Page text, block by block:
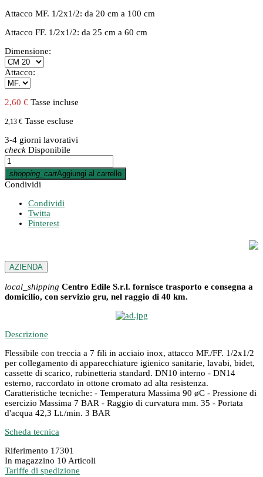
Attacco MF. 1/2x1/2: da 20 cm a 100 cm
Attacco FF. 1/2x1/2: da 25 cm a 60 cm
Dimensione:
Attacco:
2,60 € Tasse incluse
2,13 € Tasse escluse
3-4 giorni lavorativi
check Disponibile
shopping_cartAggiungi al carrello
Condividi
Condividi
Twitta
Pinterest
AZIENDA
local_shipping Centro Edile S.r.l. fornisce trasporto e consegna a
domicilio, con servizio gru, nel raggio di 40 km.
Descrizione
Flessibile con treccia a 7 fili in acciaio inox, attacco MF./FF. 1/2x1/2
per collegamento di apparecchiature igienico sanitarie, lavabi, bidet,
cassette di scarico, rubinetteria standard. DN10 interno - DN14
esterno, raccordato in ottone cromato ad alta resistenza.
Caratteristiche tecniche: - Temperatura Massima 90 øC - Pressione di
esercizio Massima 7 BAR - Raggio di curvatura mm. 35 - Portata
d'acqua 42,3 Lt./min. 3 BAR
Scheda tecnica
Riferimento 17301
In magazzino 10 Articoli
Tariffe di spedizione